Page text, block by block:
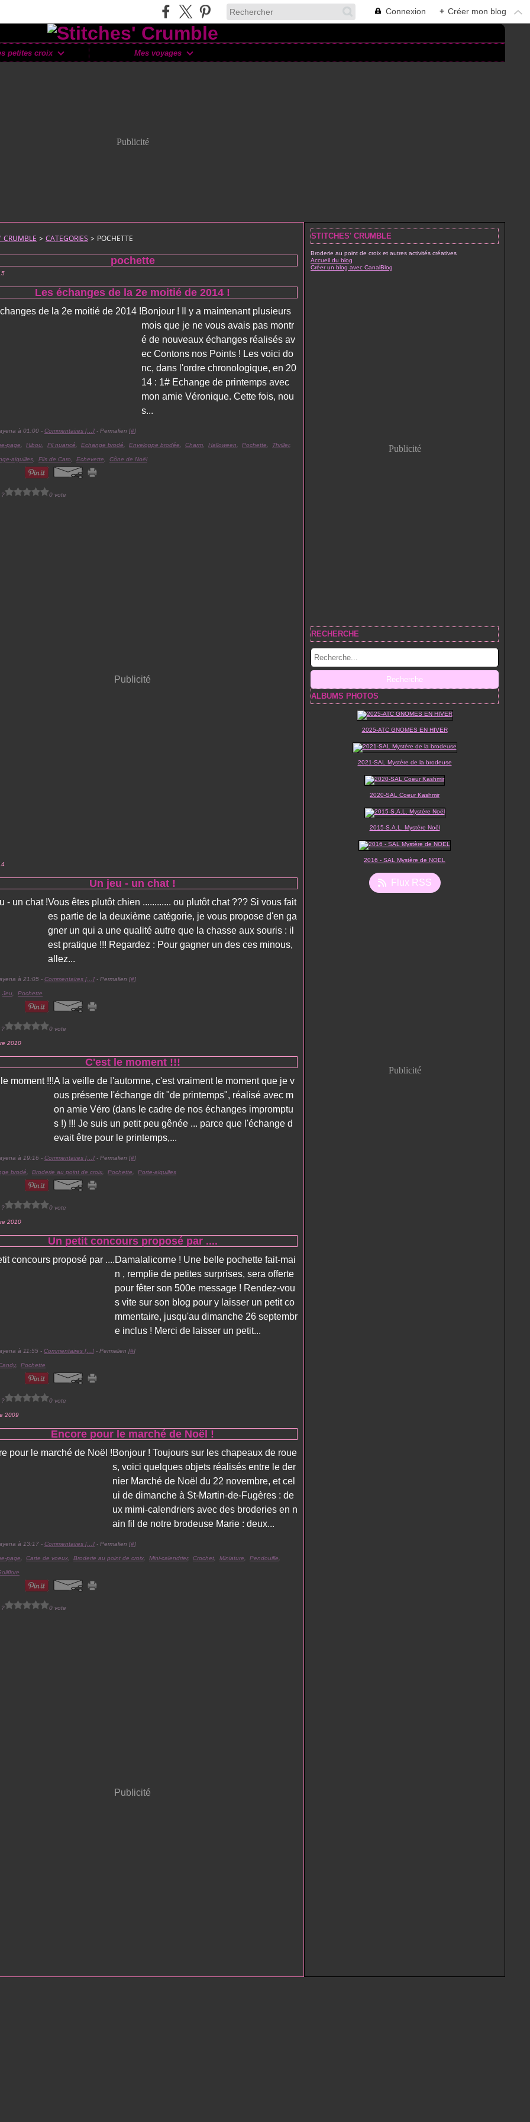
Connexion + Créer mon blog
petites croix Mes voyages
Publicité
CRUMBLE > CATEGORIES > POCHETTE
pochette
Les échanges de la 2e moitié de 2014 !
Bonjour ! Il y a maintenant plusieurs
mois que je ne vous avais pas montr
é de nouveaux échanges réalisés av
ec Contons nos Points ! Les voici do
nc, dans l'ordre chronologique, en 20
14 : 1# Echange de printemps avec
mon amie Véronique. Cette fois, nou
s...
à 01:00 - Commentaires [… ] - Permalien [#]
page Hibou Fil nuancé Echange brodé Enveloppe brodée Charm Halloween Pochette Thriller,
aiguilles Fils de Caro Echevette Cône de Noël
? 0 vote
Publicité
Un jeu - un chat !
Vous êtes plutôt chien ............ ou plutôt chat ??? Si vous fait
es partie de la deuxième catégorie, je vous propose d'en ga
gner un qui a une qualité autre que la chasse aux souris : il
est pratique !!! Regardez : Pour gagner un des ces minous,
allez...
à 21:05 - Commentaires [… ] - Permalien [#]
Jeu Pochette
? 0 vote
2010
C'est le moment !!!
A la veille de l'automne, c'est vraiment le moment que je v
ous présente l'échange dit "de printemps", réalisé avec m
on amie Véro (dans le cadre de nos échanges impromptu
s !) !!! Je suis un petit peu gênée ... parce que l'échange d
evait être pour le printemps,...
à 19:16 - Commentaires [… ] - Permalien [#]
brodé Broderie au point de croix Pochette Porte-aiguilles
? 0 vote
2010
Un petit concours proposé par ....
Damalalicorne ! Une belle pochette fait-mai
n , remplie de petites surprises, sera offerte
pour fêter son 500e message ! Rendez-vou
s vite sur son blog pour y laisser un petit co
mmentaire, jusqu'au dimanche 26 septembr
e inclus ! Merci de laisser un petit...
à 11:55 - Commentaires [… ] - Permalien [#]
, Pochette
? 0 vote
2009
Encore pour le marché de Noël !
Bonjour ! Toujours sur les chapeaux de roue
s, voici quelques objets réalisés entre le der
nier Marché de Noël du 22 novembre, et cel
ui de dimanche à St-Martin-de-Fugères : de
ux mimi-calendriers avec des broderies en n
ain fil de notre brodeuse Marie : deux...
à 13:17 - Commentaires [… ] - Permalien [#]
page Carte de voeux Broderie au point de croix Mini-calendrier, Crochet Miniature Pendouille
? 0 vote
Publicité
STITCHES' CRUMBLE
Broderie au point de croix et autres activités créatives
Accueil du blog
Créer un blog avec CanalBlog
Publicité
RECHERCHE
ALBUMS PHOTOS
2025-ATC GNOMES EN HIVER
2021-SAL Mystère de la brodeuse
2020-SAL Coeur Kashmir
2015-S.A.L. Mystère Noël
2016 - SAL Mystère de NOEL
Flux RSS
Publicité